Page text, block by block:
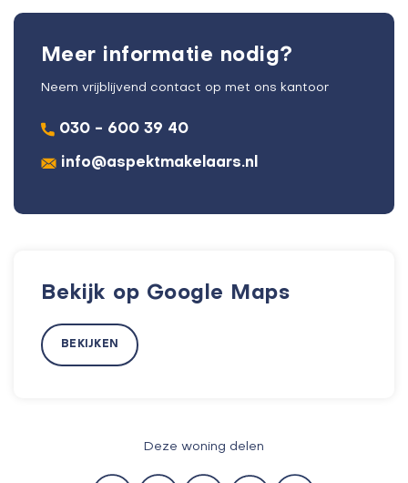
Meer informatie nodig?
Neem vrijblijvend contact op met ons kantoor
030 - 600 39 40
info@aspektmakelaars.nl
Bekijk op Google Maps
BEKIJKEN
Deze woning delen